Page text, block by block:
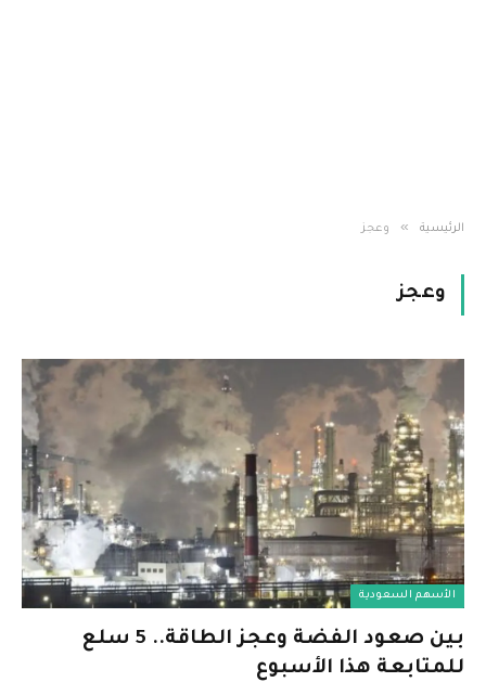
الرئيسية » وعجز
وعجز
الأسهم السعودية
بين صعود الفضة وعجز الطاقة.. 5 سلع
للمتابعة هذا الأسبوع